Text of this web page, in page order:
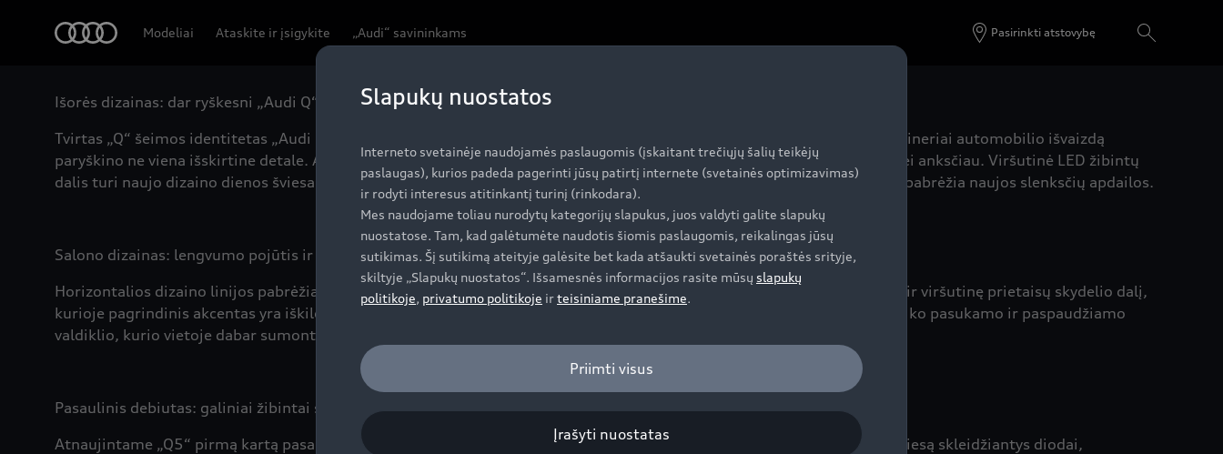
Modeliai Ataskite ir įsigykite „Audi“ savininkams Pasirinkti atstovybę
Išorės dizainas: dar ryškesni „Audi Q“ šeimos dizaino bruožai
Tvirtas „Q“ šeimos identitetas „Audi Q5“ išvaizdoje pabrėžia galią, tvirtumą ir saugumą. Atnaujindami išorę, „Audi“ dizaineriai automobilio išvaizdą
paryškino ne viena išskirtine detale. Aštuoniakampės vientisos grotelės dabar yra plokštesnės, todėl atrodo platesnės nei anksčiau. Viršutinė LED žibintų
dalis turi naujo dizaino dienos šviesas. Žvelgiant į „Q5“ iš šono, dabar jis atrodo veržlesnis ir su didesne prošvaisa, kurią pabrėžia naujos slenksčių apdailos.
Salono dizainas: lengvumo pojūtis ir aukščiausia kokybė
Horizontalios dizaino linijos pabrėžia salono erdvę ir lengvumą. Iškilus ir elegantiškas apdailos intarpas atskiria apatinę ir viršutinę prietaisų skydelio dalį,
kurioje pagrindinis akcentas yra iškilęs „MMI touch“ ekranas su garsiniu paspaudimo atsaku. Centrinėje konsolėje nebeliko pasukamo ir paspaudžiamo
valdiklio, kurio vietoje dabar sumontuota dėtuvė.
Pasaulinis debiutas: galiniai žibintai su skaitmenine OLED technologija
Atnaujintame „Q5“ pirmą kartą pasaulyje pristatoma naujos kartos OLED šviesų technologija. OLED yra itin efektyvūs šviesą skleidžiantys diodai,
Slapukų nuostatos
Interneto svetainėje naudojamės paslaugomis (įskaitant trečiųjų šalių teikėjų
paslaugas), kurios padeda pagerinti jūsų patirtį internete (svetainės optimizavimas)
ir rodyti interesus atitinkantį turinį (rinkodara).
Mes naudojame toliau nurodytų kategorijų slapukus, juos valdyti galite slapukų
nuostatose. Tam, kad galėtumėte naudotis šiomis paslaugomis, reikalingas jūsų
sutikimas. Šį sutikimą ateityje galėsite bet kada atšaukti svetainės poraštės srityje,
skiltyje „Slapukų nuostatos“. Išsamesnės informacijos rasite mūsų slapukų
politikoje, privatumo politikoje irteisiniame pranešime.
Priimti visus
Įrašyti nuostatas